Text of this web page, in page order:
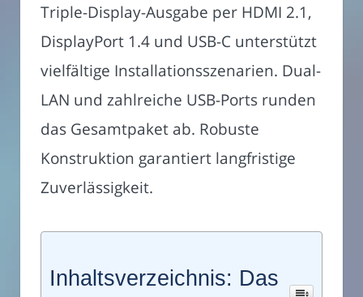
Triple-Display-Ausgabe per HDMI 2.1,
DisplayPort 1.4 und USB-C unterstützt
vielfältige Installationsszenarien. Dual-
LAN und zahlreiche USB-Ports runden
das Gesamtpaket ab. Robuste
Konstruktion garantiert langfristige
Zuverlässigkeit.
Inhaltsverzeichnis: Das